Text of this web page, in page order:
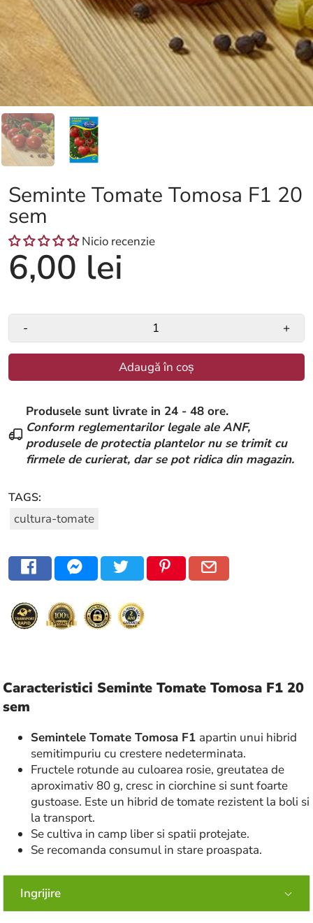
Seminte Tomate Tomosa F1 20
sem
Nicio recenzie
6,00 lei
- +
Adaugă în coș
Produsele sunt livrate in 24 - 48 ore.
Conform reglementarilor legale ale ANF,
produsele de protectia plantelor nu se trimit cu
firmele de curierat, dar se pot ridica din magazin.
TAGS:
cultura-tomate
Caracteristici Seminte Tomate Tomosa F1 20
sem
Semintele Tomate Tomosa F1 apartin unui hibrid
semitimpuriu cu crestere nedeterminata.
Fructele rotunde au culoarea rosie, greutatea de
aproximativ 80 g, cresc in ciorchine si sunt foarte
gustoase. Este un hibrid de tomate rezistent la boli si
la transport.
Se cultiva in camp liber si spatii protejate.
Se recomanda consumul in stare proaspata.
Ingrijire